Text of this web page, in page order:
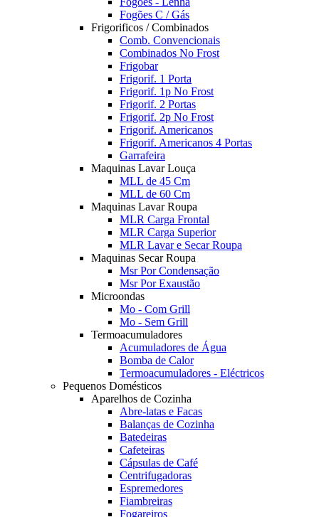
Fogões C / Gás
Frigorificos / Combinados
Comb. Convencionais
Combinados No Frost
Frigobar
Frigorif. 1 Porta
Frigorif. 1p No Frost
Frigorif. 2 Portas
Frigorif. 2p No Frost
Frigorif. Americanos
Frigorif. Americanos 4 Portas
Garrafeira
Maquinas Lavar Louça
MLL de 45 Cm
MLL de 60 Cm
Maquinas Lavar Roupa
MLR Carga Frontal
MLR Carga Superior
MLR Lavar e Secar Roupa
Maquinas Secar Roupa
Msr Por Condensação
Msr Por Exaustão
Microondas
Mo - Com Grill
Mo - Sem Grill
Termoacumuladores
Acumuladores de Água
Bomba de Calor
Termoacumuladores - Eléctricos
Pequenos Domésticos
Aparelhos de Cozinha
Abre-latas e Facas
Balanças de Cozinha
Batedeiras
Cafeteiras
Cápsulas de Café
Centrifugadoras
Espremedores
Fiambreiras
Fogareiros